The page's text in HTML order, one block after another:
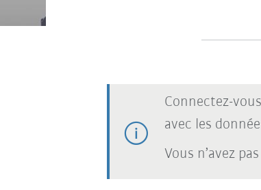
Connectez-
avec les
Vous n’avez